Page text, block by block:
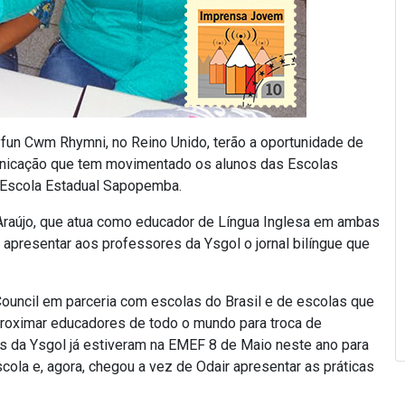
Cwm Rhymni, no Reino Unido, terão a oportunidade de
que tem movimentado os alunos das Escolas
Estadual Sapopemba.
que atua como educador de Língua Inglesa em ambas
aos professores da Ysgol o jornal bilíngue que
em parceria com escolas do Brasil e de escolas que
educadores de todo o mundo para troca de
Ysgol já estiveram na EMEF 8 de Maio neste ano para
e, agora, chegou a vez de Odair apresentar as práticas